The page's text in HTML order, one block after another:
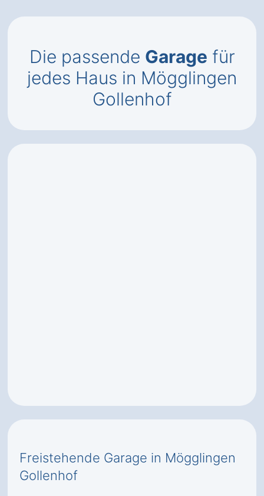
Die passende Garage für
jedes Haus in Mögglingen
Gollenhof
Freistehende Garage in Mögglingen
Gollenhof